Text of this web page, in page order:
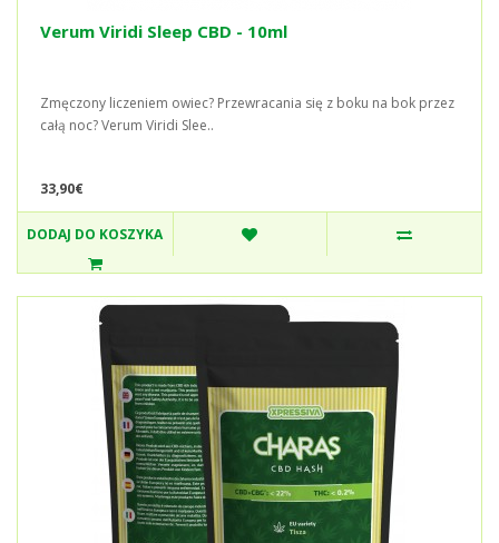
Verum Viridi Sleep CBD - 10ml
Zmęczony liczeniem owiec? Przewracania się z boku na bok przez
całą noc? Verum Viridi Slee..
33,90€
DODAJ DO KOSZYKA